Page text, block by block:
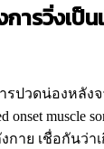
ารวิ่งเป็
ปวดน่องหลังจ
muscle
กาย เชื่อกันว่า